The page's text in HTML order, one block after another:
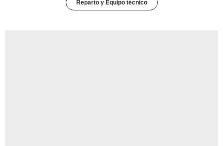
Reparto y Equipo técnico